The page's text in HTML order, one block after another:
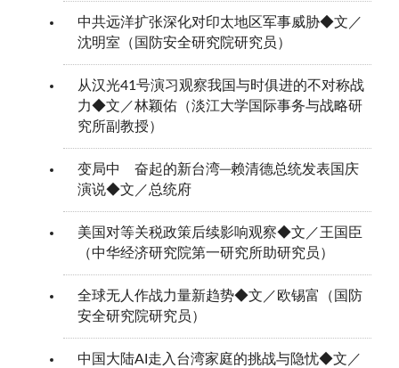
中共远洋扩张深化对印太地区军事威胁◆文／
沈明室（国防安全研究院研究员）
从汉光41号演习观察我国与时俱进的不对称战
力◆文／林颖佑（淡江大学国际事务与战略研
究所副教授）
变局中 奋起的新台湾─赖清德总统发表国庆
演说◆文／总统府
美国对等关税政策后续影响观察◆文／王国臣
（中华经济研究院第一研究所助研究员）
全球无人作战力量新趋势◆文／欧锡富（国防
安全研究院研究员）
中国大陆AI走入台湾家庭的挑战与隐忧◆文／